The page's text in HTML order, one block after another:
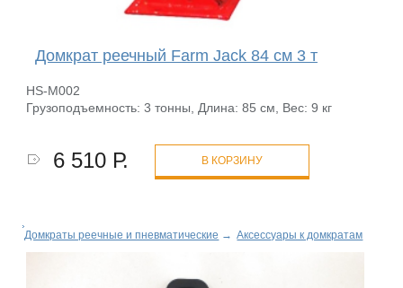
Домкрат реечный Farm Jack 84 см 3 т
HS-M002
Грузоподъемность: 3 тонны, Длина: 85 см, Вес: 9 кг
6 510 Р. В КОРЗИНУ
Домкраты реечные и пневматические → Аксессуары к домкратам